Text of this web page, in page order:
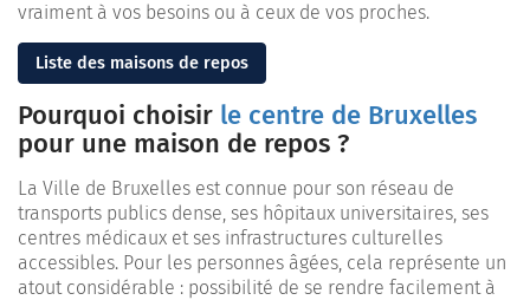
vraiment à vos besoins ou à ceux de vos proches.
Liste des maisons de repos
Pourquoi choisir le centre de Bruxelles
pour une maison de repos ?
La Ville de Bruxelles est connue pour son réseau de
transports publics dense, ses hôpitaux universitaires, ses
centres médicaux et ses infrastructures culturelles
accessibles. Pour les personnes âgées, cela représente un
atout considérable : possibilité de se rendre facilement à